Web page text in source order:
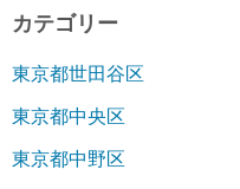
カテゴリー
東京都世田谷区
東京都中央区
東京都中野区